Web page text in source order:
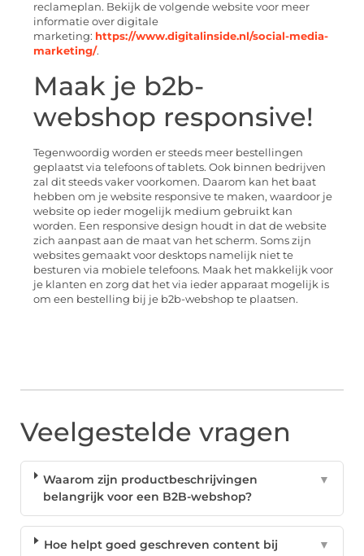
reclameplan. Bekijk de volgende website voor meer
informatie over digitale
marketing: https://www.digitalinside.nl/social-media-
marketing/.
Maak je b2b-
webshop responsive!
Tegenwoordig worden er steeds meer bestellingen
geplaatst via telefoons of tablets. Ook binnen bedrijven
zal dit steeds vaker voorkomen. Daarom kan het baat
hebben om je website responsive te maken, waardoor je
website op ieder mogelijk medium gebruikt kan
worden. Een responsive design houdt in dat de website
zich aanpast aan de maat van het scherm. Soms zijn
websites gemaakt voor desktops namelijk niet te
besturen via mobiele telefoons. Maak het makkelijk voor
je klanten en zorg dat het via ieder apparaat mogelijk is
om een bestelling bij je b2b-webshop te plaatsen.
Veelgestelde vragen
Waarom zijn productbeschrijvingen
belangrijk voor een B2B-webshop?
▼
Hoe helpt goed geschreven content bij
▼